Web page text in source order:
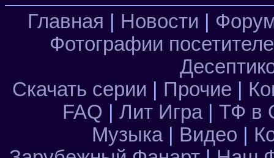
Главная Новости
Фотографии
Скачать серии
Прочие
FAQ
Лит Игра| ТФ в
Музыка| Видео